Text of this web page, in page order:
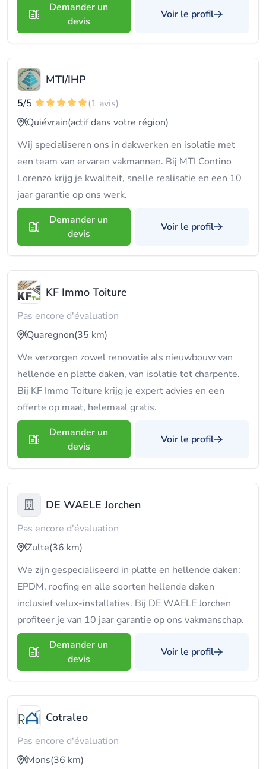
Demander un
devis
Voir le profil
MTI/IHP
5/5
(1 avis)
Quiévrain(actif dans votre région)
Wij specialiseren ons in dakwerken en isolatie met
een team van ervaren vakmannen. Bij MTI Contino
Lorenzo krijg je kwaliteit, snelle realisatie en een 10
jaar garantie op ons werk.
Demander un
devis
Voir le profil
KF Immo Toiture
Pas encore d'évaluation
Quaregnon(35 km)
We verzorgen zowel renovatie als nieuwbouw van
hellende en platte daken, van isolatie tot charpente.
Bij KF Immo Toiture krijg je expert advies en een
offerte op maat, helemaal gratis.
Demander un
devis
Voir le profil
DE WAELE Jorchen
Pas encore d'évaluation
Zulte(36 km)
We zijn gespecialiseerd in platte en hellende daken:
EPDM, roofing en alle soorten hellende daken
inclusief velux-installaties. Bij DE WAELE Jorchen
profiteer je van 10 jaar garantie op ons vakmanschap.
Demander un
devis
Voir le profil
Cotraleo
Pas encore d'évaluation
Mons(36 km)